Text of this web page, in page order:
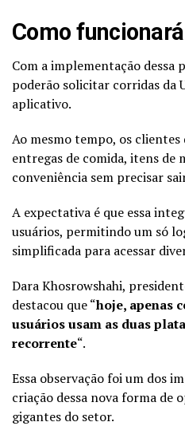
Como
Com a implementação dessa
poderão solicitar corridas da
aplicativo.
Ao mesmo tempo, os clientes
entregas de comida, itens de
conveniência sem precisar
A expectativa é que essa
usuários, permitindo um só
simplificada para acessar
Dara Khosrowshahi,
destacou que “hoje, apenas
usuários usam as duas
recorrente“.
Essa observação foi um dos
criação dessa nova forma de
gigantes do setor.